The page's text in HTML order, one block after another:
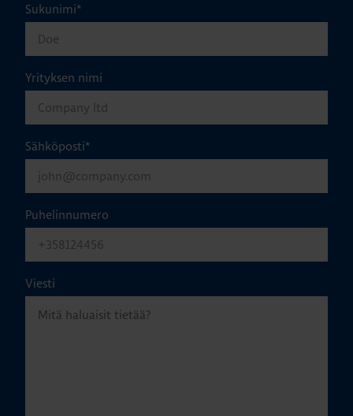
Sukunimi*
Yrityksen nimi
Sähköposti*
Puhelinnumero
Viesti